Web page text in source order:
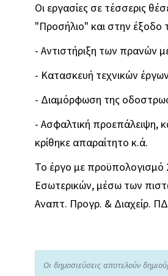
Οι εργασίες σε τέσσερις
"Προσήλιο" και στην έξοδο
- Αντιστήριξη των πρανών
- Κατασκευή τεχνικών
- Διαμόρφωση της
- Ασφαλτική προεπάλειψη,
κρίθηκε απαραίτητο κ.ά.
Το έργο με προϋπολογισμό
Εσωτερικών, μέσω των
Αναπτ. Προγρ. & Διαχείρ.
Οι δημοσιεύσεις αποτελούν